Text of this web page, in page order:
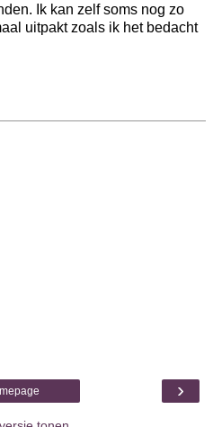
Ik kan zelf soms nog zo
uitpakt zoals ik het bedacht
›